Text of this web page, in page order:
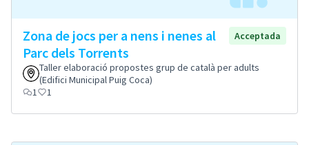
Zona de jocs per a nens i nenes al
Parc dels Torrents
Acceptada
Taller elaboració propostes grup de català per adults
(Edifici Municipal Puig Coca)
1
1